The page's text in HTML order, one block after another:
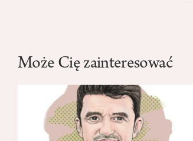
Może Cię zainteresować